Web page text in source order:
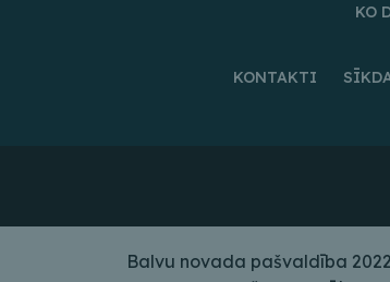
KO
KONTAKTI
Balvu novada pašvaldība